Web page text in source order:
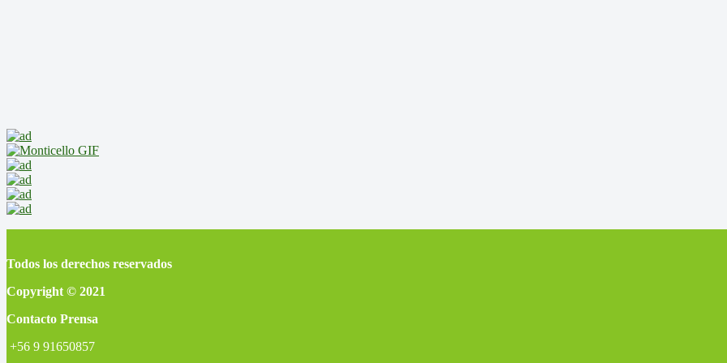
Todos los derechos reservados
Copyright © 2021
Contacto Prensa
+56 9 91650857